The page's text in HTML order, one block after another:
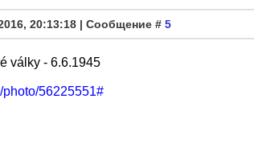
20:13:18 | Сообщение # 5
války - 6.6.1945
photo/56225551#